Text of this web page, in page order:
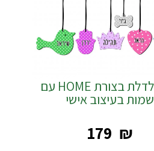
שלט לדלת בצורת HOME עם
שמות בעיצוב אישי
‎179 ₪